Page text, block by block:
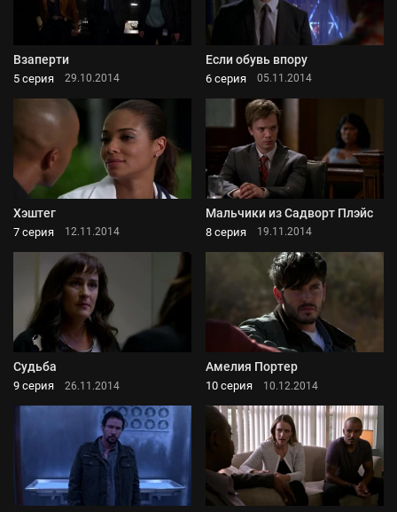
Взаперти
5 серия 29.10.2014
Если обувь впору
6 серия 05.11.2014
Хэштег
7 серия 12.11.2014
Мальчики из Садворт Плэйс
8 серия 19.11.2014
Судьба
9 серия 26.11.2014
Амелия Портер
10 серия 10.12.2014